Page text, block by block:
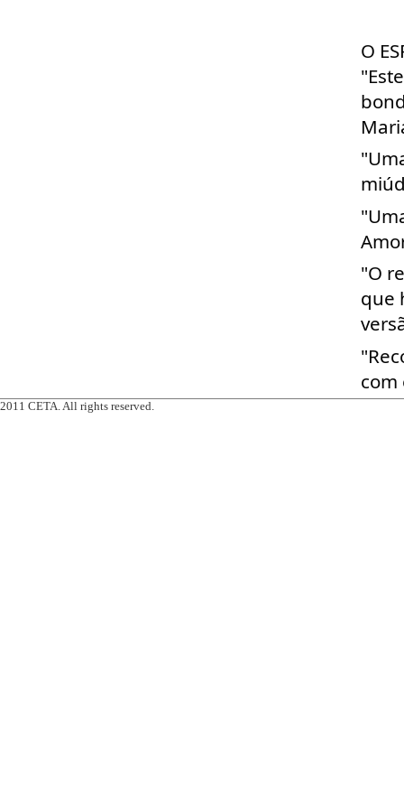
O
"O
que
com
2011 CETA. All rights reserved.